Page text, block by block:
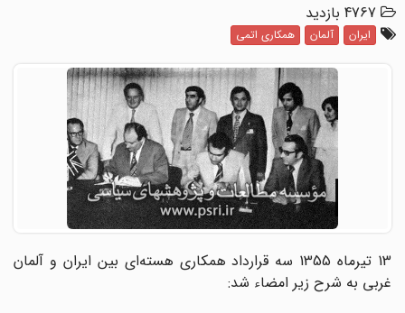
4767 بازدید
ایران آلمان همکاری اتمی
13 تیرماه 1355 سه قرارداد همکاری هسته‌ای بین ایران و آلمان
غربی به شرح زیر امضاء شد: